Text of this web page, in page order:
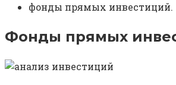
фонды прямых инвестиций.
Фонды прямых